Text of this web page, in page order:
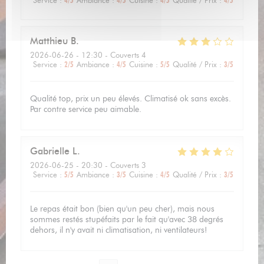
Matthieu B
2026-06-26 - 12:30 - Couverts 4
Service : 2/5 Ambiance : 4/5 Cuisine : 5/5 Qualité / Prix : 3/5
Qualité top, prix un peu élevés. Climatisé ok sans excès.
Par contre service peu aimable.
Gabrielle L
2026-06-25 - 20:30 - Couverts 3
Service : 5/5 Ambiance : 3/5 Cuisine : 4/5 Qualité / Prix : 3/5
Le repas était bon (bien qu'un peu cher), mais nous
sommes restés stupéfaits par le fait qu'avec 38 degrés
dehors, il n'y avait ni climatisation, ni ventilateurs!